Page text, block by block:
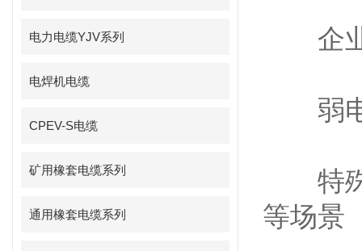
电力电缆YJV系列
电焊机电缆
CPEV-S电缆
矿用橡套电缆系列
通用橡套电缆系列
企业 /
弱电
特殊
等场景